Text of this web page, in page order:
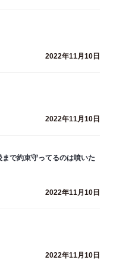
2022年11月10日
2022年11月10日
で約束守ってるのは噴いた
2022年11月10日
2022年11月10日